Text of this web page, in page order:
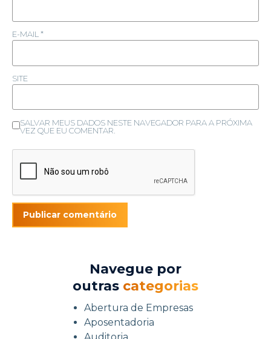
Navegue por
outras categorias
Abertura de Empresas
Aposentadoria
Auditoria
E-MAIL *
SITE
SALVAR MEUS DADOS NESTE NAVEGADOR PARA A PRÓXIMA
VEZ QUE EU COMENTAR.